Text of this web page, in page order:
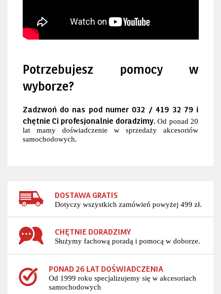
Potrzebujesz pomocy w
wyborze?
Zadzwoń do nas pod numer 032 / 419 32 79 i
chętnie Ci profesjonalnie doradzimy. Od ponad 20
lat mamy doświadczenie w sprzedaży akcesoriów
samochodowych.
DOSTAWA GRATIS
Dotyczy wszystkich zamówień powyżej 499 zł.
CHĘTNIE DORADZIMY
Służymy fachową poradą i pomocą w doborze.
PONAD 26 LAT DOŚWIADCZENIA
Od 1999 roku specjalizujemy się w akcesoriach
samochodowych